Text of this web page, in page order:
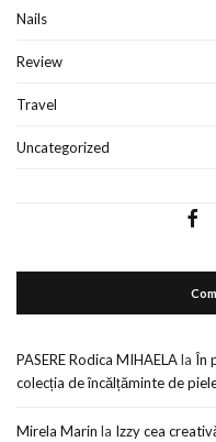
Nails
Review
Travel
Uncategorized
PASERE Rodica MIHAELAla În
colecția de încălțăminte de
Mirela Marin la Izzy cea